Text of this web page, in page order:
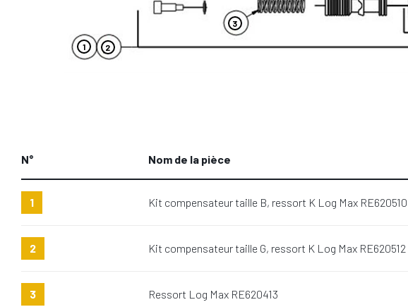
1 2
3
N° Nom de la pièce
1 Kit compensateur taille B, ressort K Log Max RE620510
2 Kit compensateur taille G, ressort K Log Max RE620512
3 Ressort Log Max RE620413